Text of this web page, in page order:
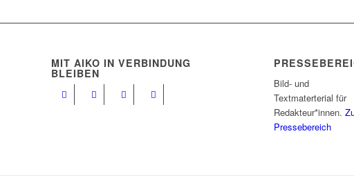
MIT AIKO IN VERBINDUNG
BLEIBEN
Bild- und
Textmaterterial für
Redakteur*innen.
Pressebereich